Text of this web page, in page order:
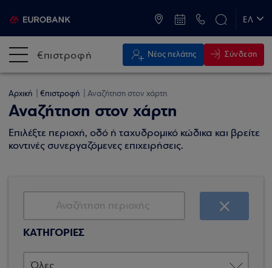
ΕΛ
€πιστροφή Νέος πελάτης Σύνδεση
Αρχική €πιστροφή Αναζήτηση στον χάρτη
Αναζήτηση στον χάρτη
Επιλέξτε περιοχή, οδό ή ταχυδρομικό κώδικα και βρείτε
κοντινές συνεργαζόμενες επιχειρήσεις.
ΚΑΤΗΓΟΡΙΕΣ